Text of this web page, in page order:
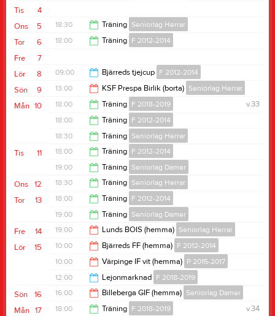
20:00
4
Tis
5
Ons 18:30 Träning Seniorlag Herrar
6
Tor 18:00 Träning F 2012-2014
19:30
7
Fre
8
Lör 09:00 Bjärreds tjejcup F 2012-2014
16:00
9
Sön 13:00 KSF Prespa Birlik (borta) Seniorlag Herrar
15:00
10
Mån v.33
18:00 Träning F 2018-2019
19:00
18:00 Träning F 2012-2014
19:30
18:30 Träning Seniorlag Herrar
20:00
11
Tis 18:00 Träning F 2012-2014
19:30
19:00 Träning Seniorlag Damer
20:45
12
Ons 18:30 Träning Seniorlag Herrar
20:00
13
Tor 18:00 Träning F 2012-2014
19:30
19:00 Träning Seniorlag Damer
20:45
14
Fre 19:00 Lunds BOIS (hemma) Seniorlag Herrar
21:00
15
Lör 10:00 Bjärreds FF (hemma) F 2012-2014
12:00
10:00 Värpinge IF vit (hemma) P 2015-2017
12:00
12:00 Lejonmarknad F 2018-2019
14:00
16
Sön 16:00 Billeberga GIF (hemma) Seniorlag Damer
17
Mån v.34
18:00 Träning F 2018-2019